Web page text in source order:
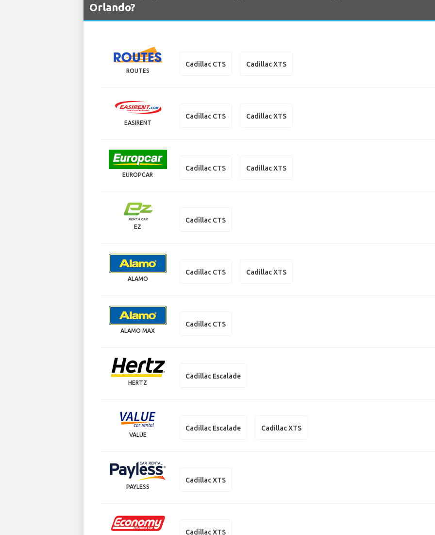
Orlando?
ROUTES
Cadillac CTS Cadillac XTS
EASIRENT
Cadillac CTS Cadillac XTS
EUROPCAR
Cadillac CTS Cadillac XTS
EZ
Cadillac CTS
ALAMO
Cadillac CTS Cadillac XTS
ALAMO MAX
Cadillac CTS
HERTZ
Cadillac Escalade
VALUE
Cadillac Escalade Cadillac XTS
PAYLESS
Cadillac XTS
Cadillac XTS